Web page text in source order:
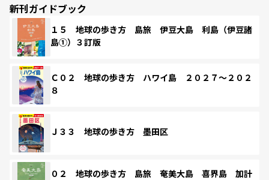
新刊ガイドブック
１５ 地球の歩き方 島旅 伊豆大島 利島（伊豆諸
島①）３訂版
Ｃ０２ 地球の歩き方 ハワイ島 ２０２７～２０２
８
Ｊ３３ 地球の歩き方 墨田区
０２ 地球の歩き方 島旅 奄美大島 喜界島 加計